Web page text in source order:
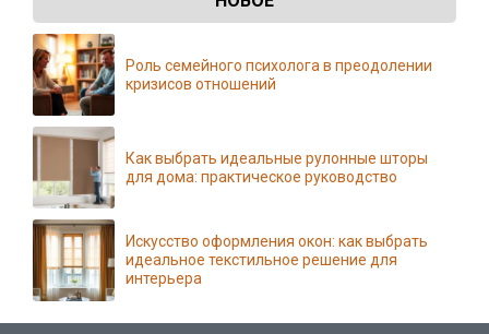
Роль семейного психолога в преодолении
кризисов отношений
Как выбрать идеальные рулонные шторы
для дома: практическое руководство
Искусство оформления окон: как выбрать
идеальное текстильное решение для
интерьера